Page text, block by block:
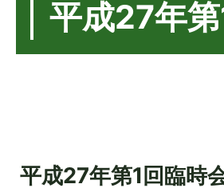
平成27年
平成27年第1回臨時